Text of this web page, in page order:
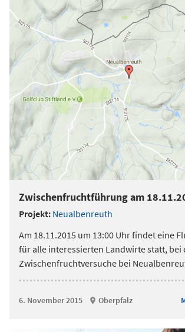
Zwischenfruchtführung am
Projekt: Neualbenreuth
Am 18.11.2015 um 13:00 Uhr findet eine
für alle interessierten Landwirte statt, bei
Zwischenfruchtversuche bei
6. November 2015 Oberpfalz